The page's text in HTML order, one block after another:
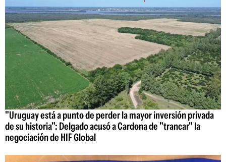
"Uruguay está a punto de perder la mayor inversión privada
de su historia": Delgado acusó a Cardona de "trancar" la
negociación de HIF Global